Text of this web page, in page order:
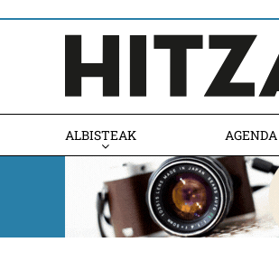
ALBISTEAK AGENDA